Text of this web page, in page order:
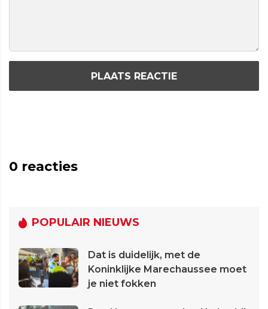
PLAATS REACTIE
0 reacties
POPULAIR NIEUWS
Dat is duidelijk, met de
Koninklijke Marechaussee moet
je niet fokken